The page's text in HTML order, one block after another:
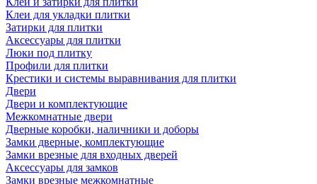
Клеи для укладки плитки
Затирки для плитки
Аксессуары для плитки
Люки под плитку
Профили для плитки
Крестики и системы выравнивания для плитки
Двери
Двери и комплектующие
Межкомнатные двери
Дверные коробки, наличники и доборы
Замки дверные, комплектующие
Замки врезные для входных дверей
Аксессуары для замков
Замки врезные межкомнатные